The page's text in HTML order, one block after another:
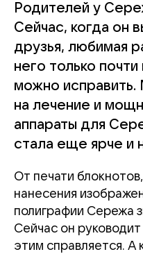
Родителей у
Сейчас, когда он
друзья, любимая
него только
можно
на лечение и
аппараты для
стала еще ярче и
От печати
нанесения
полиграфии Сережа
Сейчас он
этим справляется. А